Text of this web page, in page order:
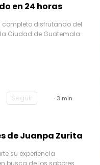
en 24 horas
disfrutando del
Ciudad de Guatemala.
Seguir · 3 min
de Juanpa Zurita
su experiencia